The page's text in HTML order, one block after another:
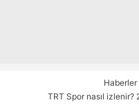
Haberler
TRT Spor nasıl